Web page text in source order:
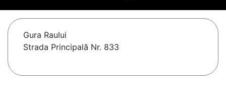
Gura Raului
Strada Principală Nr. 833